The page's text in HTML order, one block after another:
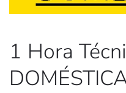
1 Hora